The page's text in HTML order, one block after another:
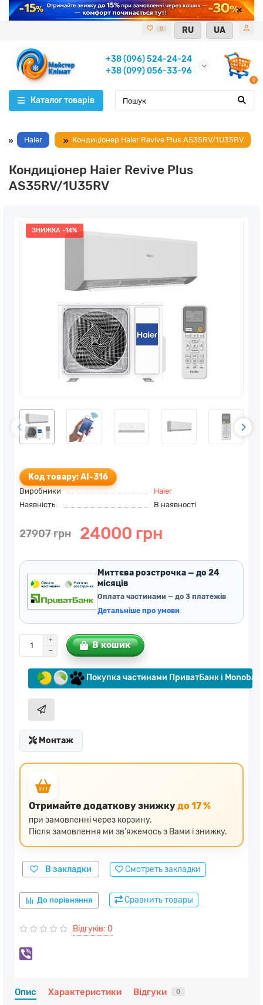
0 RU UA
+38 (096) 524-24-24
+38 (099) 056-33-96
0
Каталог товарів
Haier Кондиціонер Haier Revive Plus AS35RV/1U35RV
Кондиціонер Haier Revive Plus
AS35RV/1U35RV
ЗНИЖКА -14%
Код товару: AI-316
Виробники
Haier
Наявність:
В наявності
27907 грн 24000 грн
Миттєва розстрочка — до 24
місяців
Оплата частинами — до 3 платежів
Детальніше про умови
В кошик
Покупка частинами ПриватБанк і
Монтаж
Отримайте додаткову знижкудо 17 %
при замовленні через корзину.
Після замовлення ми зв'яжемось з Вами і знижку.
В закладки Смотреть закладки
До порівняння Сравнить товары
Відгуків: 0
Опис Характеристики Відгуки 0